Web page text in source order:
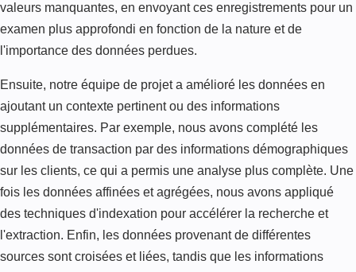
valeurs manquantes, en envoyant ces enregistrements pour un
examen plus approfondi en fonction de la nature et de
l'importance des données perdues.
Ensuite, notre équipe de projet a amélioré les données en
ajoutant un contexte pertinent ou des informations
supplémentaires. Par exemple, nous avons complété les
données de transaction par des informations démographiques
sur les clients, ce qui a permis une analyse plus complète. Une
fois les données affinées et agrégées, nous avons appliqué
des techniques d'indexation pour accélérer la recherche et
l'extraction. Enfin, les données provenant de différentes
sources sont croisées et liées, tandis que les informations